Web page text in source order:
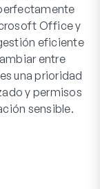
Office y
eficiente
entre
una prioridad
y permisos
sensible.